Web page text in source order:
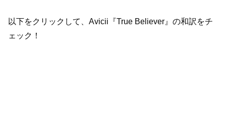
以下をクリックして、Avicii『True Believer』の和訳をチ
ェック！